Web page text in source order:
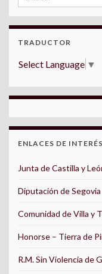
TRADUCTOR
Select Language ▼
ENLACES DE INTERÉS
Junta de Castilla y
Diputación de Segovia
Comunidad de Villa y
Honorse – Tierra de
R.M. Sin Violencia de